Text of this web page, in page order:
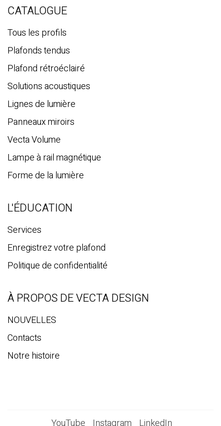
e
c
h
e
CATALOGUE
Tous les profils
Plafonds tendus
Plafond rétroéclairé
Solutions acoustiques
Lignes de lumière
Panneaux miroirs
Vecta Volume
Lampe à rail magnétique
Forme de la lumière
L'ÉDUCATION
Services
Enregistrez votre plafond
Politique de confidentialité
À PROPOS DE VECTA DESIGN
NOUVELLES
Contacts
Notre histoire
YouTube Instagram LinkedIn